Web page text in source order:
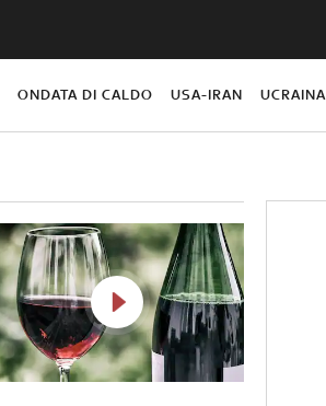
ONDATA DI CALDO USA-IRAN UCRAINA